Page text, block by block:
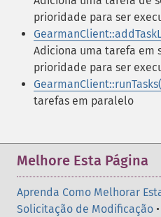
prioridade para ser
Adiciona uma tarefa em
prioridade para ser
tarefas em paralelo
Melhore Esta Página
Aprenda Como Melhorar
Solicitação de Modificação •